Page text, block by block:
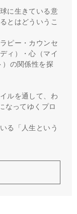
に生きている意
とはどういうこ
ピー・カウンセ
ィ）・心（マイ
の関係性を探
ルを通して、わ
なってゆくプロ
る「人生という